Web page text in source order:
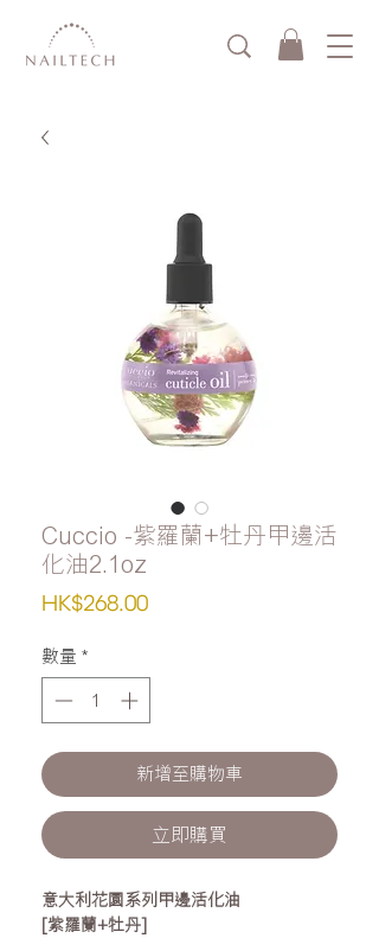
Cuccio -紫羅蘭+牡丹甲邊活
化油2.1oz
HK$268.00價
數量 *
新增至購物車
立即購買
意大利花園系列甲邊活化油
[紫羅蘭+牡丹]